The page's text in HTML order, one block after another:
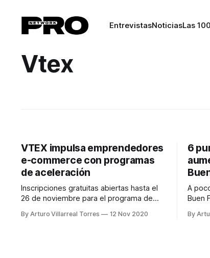
EntrevistasNoticiasLas
Vtex
VTEX impulsa emprendedores
e-commerce con programas
de aceleración
Inscripciones gratuitas abiertas hasta el
26 de noviembre para el programa de
emprendedores de e-commerce.
By Arturo Villarreal Torres 12 Nov 2020
6
A
Buen
By